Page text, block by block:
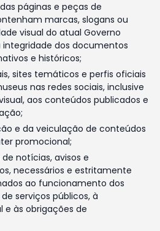
páginas e peças de
marcas, slogans ou
visual do atual Governo
integridade dos documentos
e históricos;
sites temáticos e perfis oficiais
nas redes sociais, inclusive
aos conteúdos publicados e
e da veiculação de conteúdos
promocional;
notícias, avisos e
necessários e estritamente
ao funcionamento dos
serviços públicos, à
às obrigações de